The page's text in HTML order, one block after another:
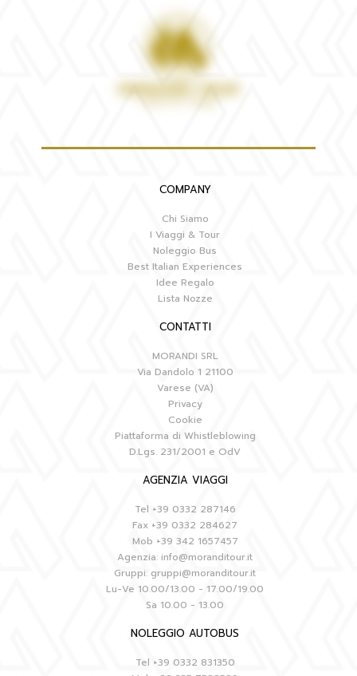
COMPANY
Chi Siamo
I Viaggi & Tour
Noleggio Bus
Best Italian Experiences
Idee Regalo
Lista Nozze
CONTATTI
MORANDI SRL
Via Dandolo 1 21100
Varese (VA)
Privacy
Cookie
Piattaforma di Whistleblowing
D.Lgs. 231/2001 e OdV
AGENZIA VIAGGI
Tel +39 0332 287146
Fax +39 0332 284627
Mob +39 342 1657457
Agenzia: info@moranditour.it
Gruppi: gruppi@moranditour.it
Lu-Ve 10.00/13.00 - 17.00/19.00
Sa 10.00 - 13.00
NOLEGGIO AUTOBUS
Tel +39 0332 831350